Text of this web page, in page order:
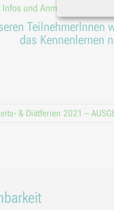
Infos und Anmeldung zum
TeilnehmerInnen
das Kennenlernen
& Diätferien 2021 –